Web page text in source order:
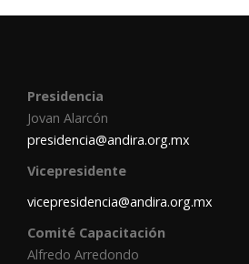
Presidencia
Jovan Alarcón
presidencia@andira.org.mx
Vicepresidente
vicepresidencia@andira.org.mx
Comité Capacitación
Alfredo Arredondo